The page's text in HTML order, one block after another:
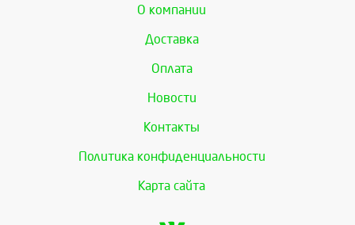
О компании
Доставка
Оплата
Новости
Контакты
Политика конфиденциальности
Карта сайта